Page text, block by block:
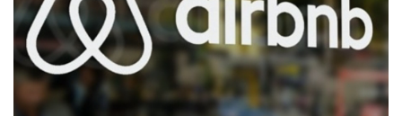
Enterprise Digital Transformation
特集